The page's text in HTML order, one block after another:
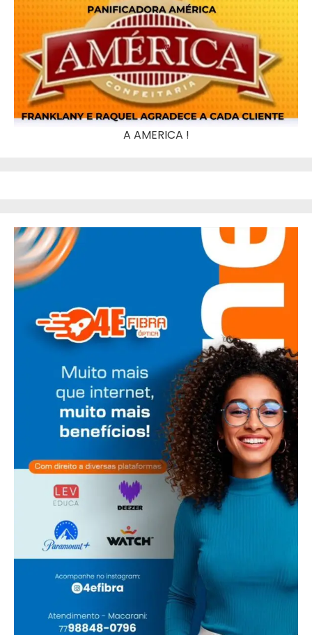
A AMERICA !